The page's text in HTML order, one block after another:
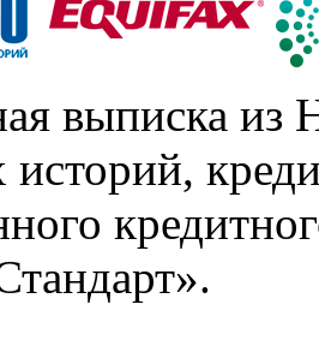
выписка из
историй,